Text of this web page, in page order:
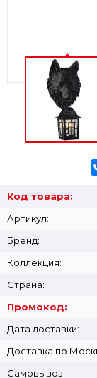
Код товара:
Артикул:
Бренд:
Коллекция:
Страна:
Промокод:
Дата доставки:
Доставка по
Самовывоз: